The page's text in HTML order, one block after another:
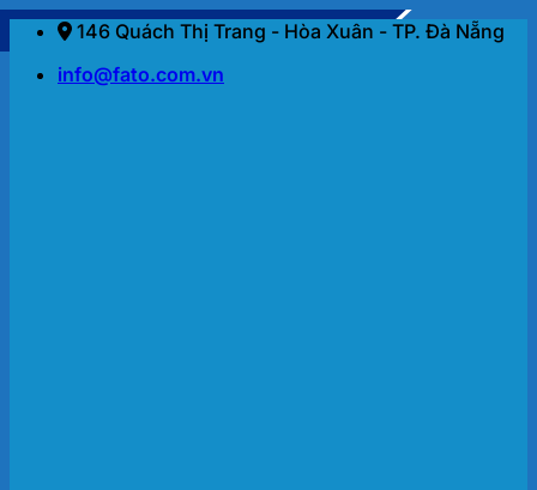
qua
146 Quách Thị Trang - Hòa Xuân - TP. Đà Nẵng
info@fato.com.vn